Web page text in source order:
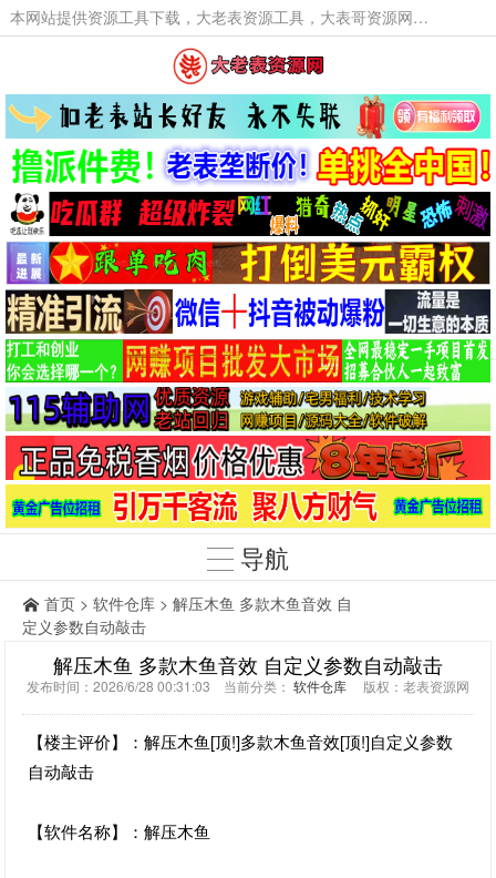
本网站提供资源工具下载，大老表资源工具，大表哥资源网软件工具，大老表资源下载，活动线报福利资源分享,活动线报，大型网游经典游戏，网络热门技术游戏辅助交流与分享。
导航
首页 > 软件仓库 > 解压木鱼 多款木鱼音效 自
定义参数自动敲击
解压木鱼 多款木鱼音效 自定义参数自动敲击
发布时间：2026/6/28 00:31:03 当前分类： 软件仓库 版权：老表资源网
【楼主评价】：解压木鱼[顶!]多款木鱼音效[顶!]自定义参数
自动敲击
【软件名称】：解压木鱼